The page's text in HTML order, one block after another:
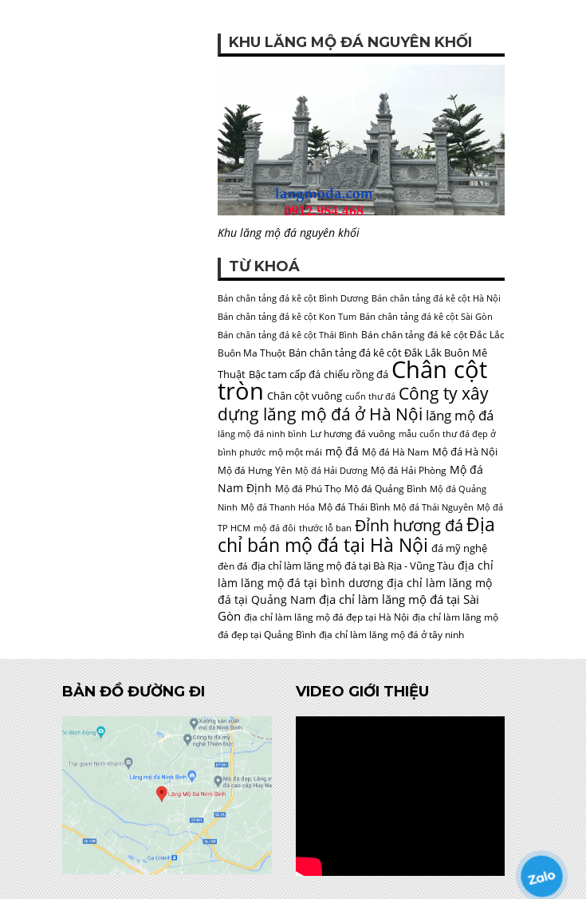
KHU LĂNG MỘ ĐÁ NGUYÊN KHỐI
Khu lăng mộ đá nguyên khối
TỪ KHOÁ
Bán chân tảng đá kê cột Bình Dương Bán chân tảng đá kê cột Hà Nội
Bán chân tảng đá kê cột Kon Tum Bán chân tảng đá kê cột Sài Gòn
Bán chân tảng đá kê cột Thái Bình Bán chân tảng đá kê cột Đắc Lắc
Buôn Ma Thuột Bán chân tảng đá kê cột Đắk Lắk Buôn Mê
Thuật Bậc tam cấp đá chiếu rồng đá Chân cột
tròn Chân cột vuông cuốn thư đá Công ty xây
dựng lăng mộ đá ở Hà Nội lăng mộ đá
lăng mộ đá ninh bình Lư hương đá vuông mẫu cuốn thư đá đẹp ở
bình phước mộ một mái mộ đá Mộ đá Hà Nam Mộ đá Hà Nội
Mộ đá Hưng Yên Mộ đá Hải Dương Mộ đá Hải Phòng Mộ đá
Nam Định Mộ đá Phú Thọ Mộ đá Quảng Bình Mộ đá Quảng
Ninh Mộ đá Thanh Hóa Mộ đá Thái Bình Mộ đá Thái Nguyên Mộ đá
TP HCM mộ đá đôi thước lỗ ban Đỉnh hương đáĐịa
chỉ bán mộ đá tại Hà Nội đá mỹ nghệ
đèn đá địa chỉ làm lăng mộ đá tại Bà Rịa - Vũng Tàu địa chỉ
làm lăng mộ đá tại bình dương địa chỉ làm lăng mộ
đá tại Quảng Nam địa chỉ làm lăng mộ đá tại Sài
Gòn địa chỉ làm lăng mộ đá đẹp tại Hà Nội địa chỉ làm lăng mộ
đá đẹp tại Quảng Bình địa chỉ làm lăng mộ đá ở tây ninh
BẢN ĐỒ ĐƯỜNG ĐI VIDEO GIỚI THIỆU